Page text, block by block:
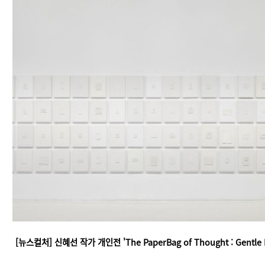
[뉴스컬처] 신혜선 작가 개인전 'The PaperBag of Thought : Gentle